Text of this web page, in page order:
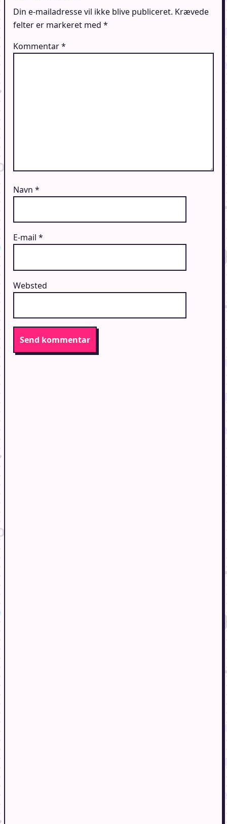
Din e-mailadresse vil ikke blive publiceret. Krævede
felter er markeret med *
Kommentar*
Navn *
E-mail *
Websted